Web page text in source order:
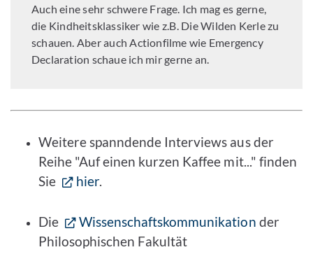
Auch eine sehr schwere Frage. Ich mag es gerne,
die Kindheitsklassiker wie z.B. Die Wilden Kerle zu
schauen. Aber auch Actionfilme wie Emergency
Declaration schaue ich mir gerne an.
Weitere spanndende Interviews aus der
Reihe "Auf einen kurzen Kaffee mit..." finden
Sie
hier.
Die Wissenschaftskommunikation der
Philosophischen Fakultät